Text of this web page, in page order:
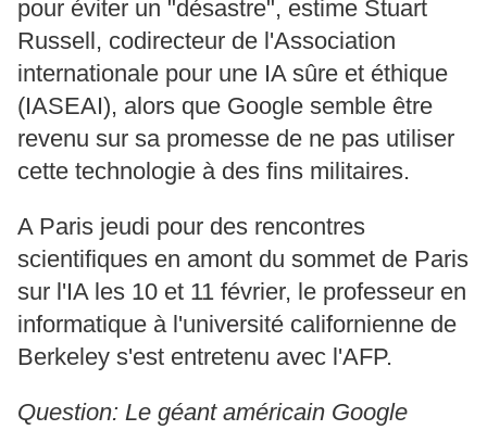
pour éviter un "désastre", estime Stuart
Russell, codirecteur de l'Association
internationale pour une IA sûre et éthique
(IASEAI), alors que Google semble être
revenu sur sa promesse de ne pas utiliser
cette technologie à des fins militaires.
A Paris jeudi pour des rencontres
scientifiques en amont du sommet de Paris
sur l'IA les 10 et 11 février, le professeur en
informatique à l'université californienne de
Berkeley s'est entretenu avec l'AFP.
Question: Le géant américain Google